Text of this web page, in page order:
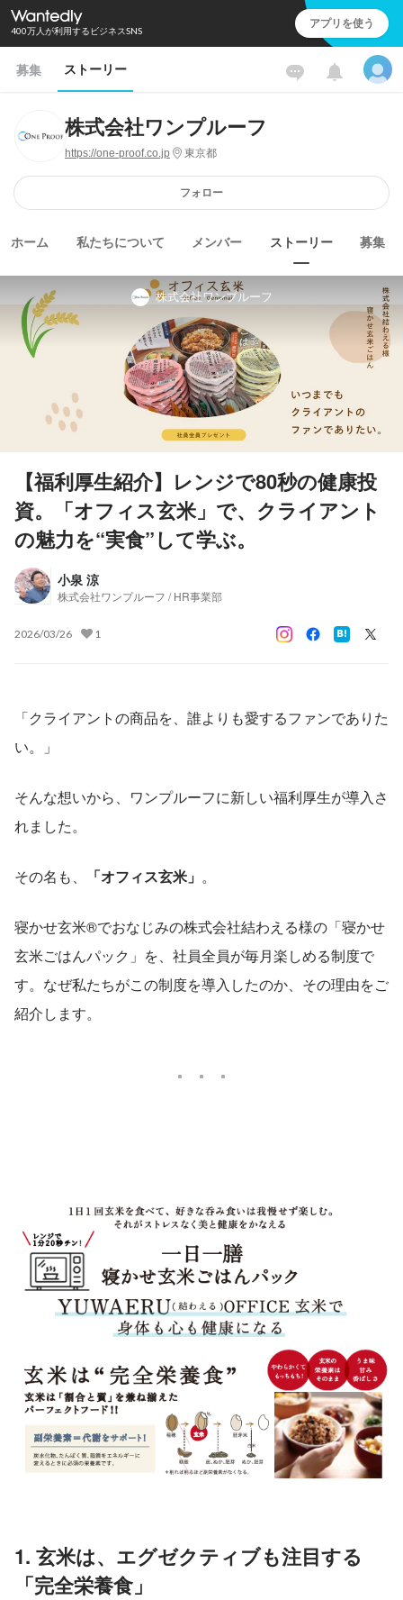
400万人が利用するビジネスSNS アプリを使う
募集 ストーリー
株式会社ワンプルーフ
https://one-proof.co.jp 東京都
フォロー
ホーム 私たちについて メンバー ストーリー 募集
株式会社ワンプルーフ
【福利厚生紹介】レンジで80秒の健康投
資。「オフィス玄米」で、クライアント
の魅力を“実食”して学ぶ。
小泉 涼
株式会社ワンプルーフ / HR事業部
2026/03/26 1
「クライアントの商品を、誰よりも愛するファンでありた
い。」
そんな想いから、ワンプルーフに新しい福利厚生が導入さ
れました。
その名も、 「オフィス玄米」 。
寝かせ玄米®でおなじみの株式会社結わえる様の「寝かせ
玄米ごはんパック」を、社員全員が毎月楽しめる制度で
す。なぜ私たちがこの制度を導入したのか、その理由をご
紹介します。
1. 玄米は、エグゼクティブも注目する
「完全栄養食」